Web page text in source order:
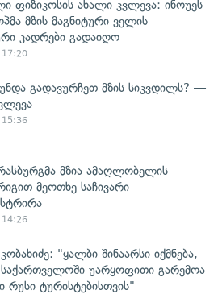
ფიზიკოსის ახალი კვლევა: ინოუეს
მზის მაგნიტური ველის
კადრები გადაიღო
17:20
გადავურჩეთ მზის სიკვდილს? —
15:36
მზია ამაღლობელის
მეოთხე საჩივარი
14:26
"ყალბი შინაარსი იქმნება,
უარყოფითი გარემოა
რუსი ტურისტებისთვის"